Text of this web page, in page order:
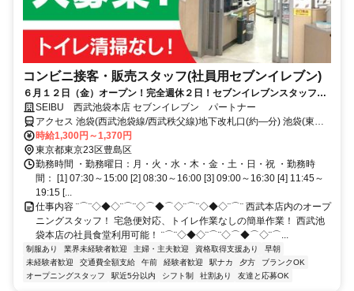
コンビニ接客・販売スタッフ(社員用セブンイレブン)
６月１２日（金）オープン！完全週休２日！セブンイレブンスタッフ大
募集！
SEIBU 西武池袋本店 セブンイレブン パートナー
アクセス 池袋(西武池袋線/西武秩父線)地下改札口(約―分) 池袋(東京
メトロ副都心線)38番口(約―分) 池袋(ＪＲ山手線)東口(約―分)
時給1,300円～1,370円
東京都東京23区豊島区
勤務時間 ・勤務曜日：月・火・水・木・金・土・日・祝 ・勤務時
間： [1] 07:30～15:00 [2] 08:30～16:00 [3] 09:00～16:30 [4] 11:45～
19:15 [...
仕事内容 ¨⌒¨◇◆◇¨⌒¨◇⌒◆⌒◇¨⌒¨◇◆◇¨⌒¨ 西武本店内のオープ
ニングスタッフ！ 宅急便対応、トイレ作業なしの簡単作業！ 西武池
袋本店の社員食堂利用可能！ ¨⌒¨◇◆◇¨⌒¨◇⌒◆⌒◇¨⌒...
制服あり 業界未経験者歓迎 主婦・主夫歓迎 資格取得支援あり
早朝
未経験者歓迎
交通費全額支給 午前 経験者歓迎 駅ナカ 夕方
ブランクOK
オープニングスタッフ
駅近5分以内 シフト制 社割あり 友達と応募OK